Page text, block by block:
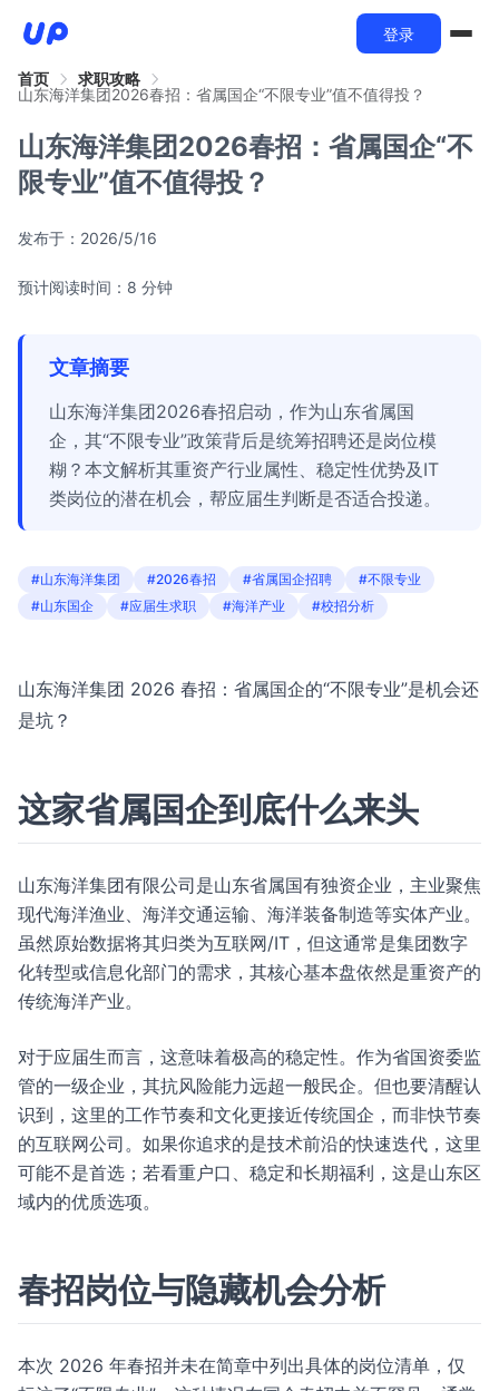
登录
首页
求职攻略
山东海洋集团2026春招：省属国企“不限专业”值不值得投？
山东海洋集团2026春招：省属国企“不
限专业”值不值得投？
发布于： 2026/5/16
预计阅读时间：8 分钟
文章摘要
山东海洋集团2026春招启动，作为山东省属国
企，其“不限专业”政策背后是统筹招聘还是岗位模
糊？本文解析其重资产行业属性、稳定性优势及IT
类岗位的潜在机会，帮应届生判断是否适合投递。
#山东海洋集团 #2026春招 #省属国企招聘
#不限专业
#山东国企
#应届生求职 #海洋产业 #校招分析
山东海洋集团 2026 春招：省属国企的“不限专业”是机会还
是坑？
这家省属国企到底什么来头
山东海洋集团有限公司是山东省属国有独资企业，主业聚焦
现代海洋渔业、海洋交通运输、海洋装备制造等实体产业。
虽然原始数据将其归类为互联网/IT，但这通常是集团数字
化转型或信息化部门的需求，其核心基本盘依然是重资产的
传统海洋产业。
对于应届生而言，这意味着极高的稳定性。作为省国资委监
管的一级企业，其抗风险能力远超一般民企。但也要清醒认
识到，这里的工作节奏和文化更接近传统国企，而非快节奏
的互联网公司。如果你追求的是技术前沿的快速迭代，这里
可能不是首选；若看重户口、稳定和长期福利，这是山东区
域内的优质选项。
春招岗位与隐藏机会分析
本次 2026 年春招并未在简章中列出具体的岗位清单，仅